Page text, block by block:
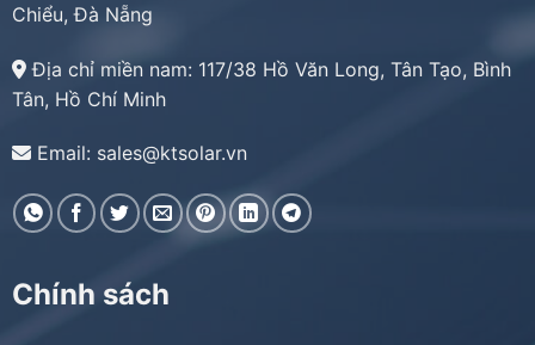
Chiểu, Đà Nẵng
Địa chỉ miền nam: 117/38 Hồ Văn Long, Tân Tạo, Bình
Tân, Hồ Chí Minh
Email: sales@ktsolar.vn
Chính sách